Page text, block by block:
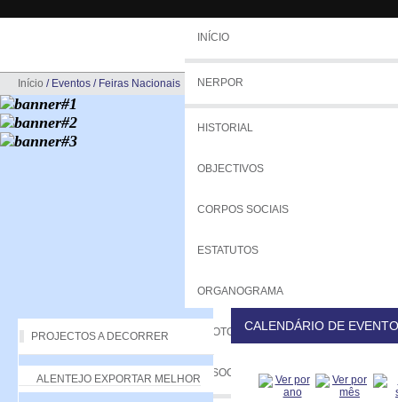
INÍCIO
NERPOR
HISTORIAL
OBJECTIVOS
CORPOS SOCIAIS
ESTATUTOS
ORGANOGRAMA
PROTOCOLOS
ASSOCIADOS
Início / Eventos / Feiras Nacionais
PROJECTOS A DECORRER
ALENTEJO EXPORTAR MELHOR
CALENDÁRIO DE